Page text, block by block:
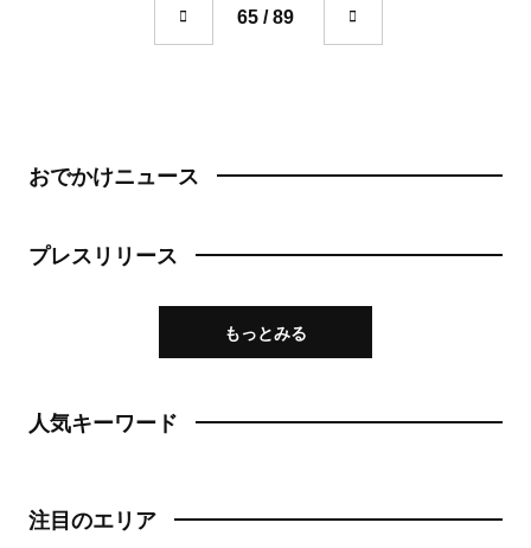
65 / 89
おでかけニュース
プレスリリース
もっとみる
人気キーワード
注目のエリア